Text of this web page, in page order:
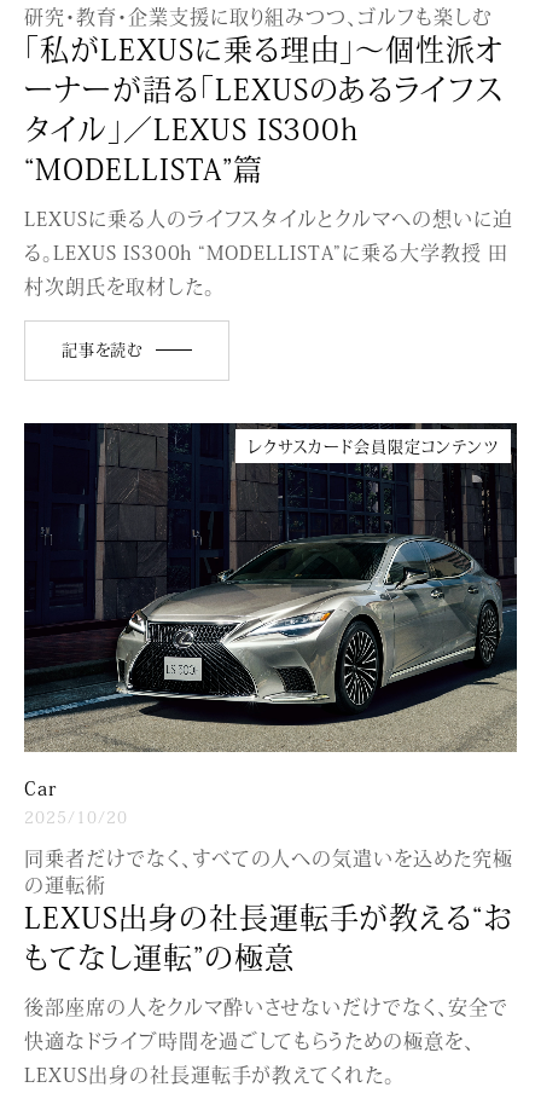
研究・教育・企業支援に取り組みつつ、ゴルフも楽しむ
「私がLEXUSに乗る理由」〜個性派オ
ーナーが語る「LEXUSのあるライフス
タイル」／LEXUS IS300h
“MODELLISTA”篇
LEXUSに乗る人のライフスタイルとクルマへの想いに迫
る。LEXUS IS300h “MODELLISTA”に乗る大学教授 田
村次朗氏を取材した。
記事を読む
レクサスカード会員限定コンテンツ
Car
2025/10/20
同乗者だけでなく、すべての人への気遣いを込めた究極
の運転術
LEXUS出身の社長運転手が教える“お
もてなし運転”の極意
後部座席の人をクルマ酔いさせないだけでなく、安全で
快適なドライブ時間を過ごしてもらうための極意を、
LEXUS出身の社長運転手が教えてくれた。